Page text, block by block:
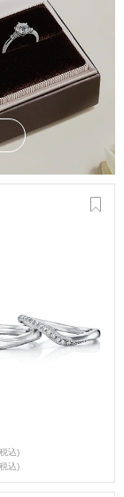
込)
込)